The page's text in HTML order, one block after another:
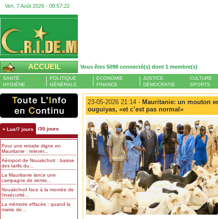
Ven, 7 Août 2026 - 08:57:22
ACCUEIL Vous êtes 5098 connecté(s) dont 1 membre(s)
SANTÉ
HYGIÈNE
POLITIQUE
GÉNÉRALE
ECONOMIE
FINANCE
JUSTICE
DÉMOCRATIE
CULTURE
SPORTS
+ Lus/7 jours /30 jours
Pour une retraite digne en
Mauritanie : relever...
Aéroport de Nouakchott : baisse
des tarifs du...
La Mauritanie lance une
campagne de semis...
Nouakchott face à la montée de
l’insécurité...
La mémoire effacée : quand la
mairie de...
23-05-2026 21:14 - Mauritanie: un mouton
ouguiyas, «et c’est pas normal»